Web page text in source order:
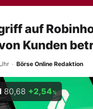
auf
Kunden
· Börse Online Redaktion
80,68 +2,54%